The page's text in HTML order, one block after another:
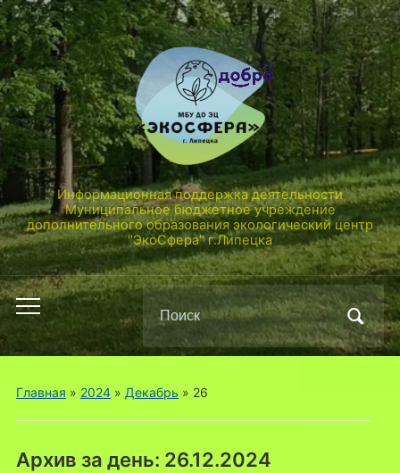
Информационная поддержка деятельности
Муниципальное бюджетное учреждение
дополнительного образования экологический центр
"ЭкоСфера" г.Липецка
Переключить
мобильное
меню
Поиск
по:
Главная » 2024» Декабрь » 26
Архив за день: 26.12.2024